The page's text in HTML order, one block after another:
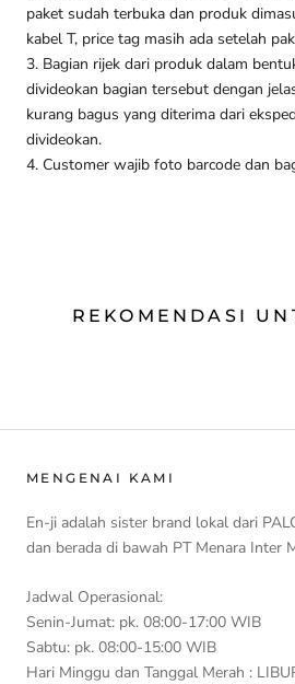
paket sudah terbuka dan produk
kabel T, price tag masih ada setelah
3. Bagian rijek dari produk dalam
divideokan bagian tersebut dengan
kurang bagus yang diterima dari
divideokan.
4. Customer wajib foto barcode dan
REKOMENDASI
MENGENAI KAMI
En-ji adalah sister brand lokal dari
dan berada di bawah PT Menara Inter
Jadwal Operasional:
Senin-Jumat: pk. 08:00-17:00 WIB
Sabtu: pk. 08:00-15:00 WIB
Hari Minggu dan Tanggal Merah :